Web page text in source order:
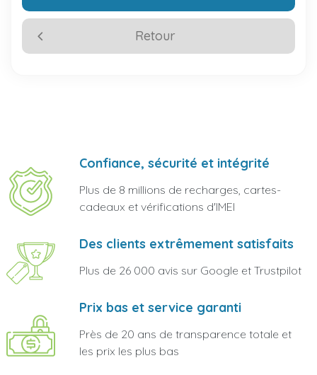
Retour
Confiance, sécurité et intégrité
Plus de 8 millions de recharges, cartes-
cadeaux et vérifications d'IMEI
Des clients extrêmement satisfaits
Plus de 26 000 avis sur Google et Trustpilot
Prix bas et service garanti
Près de 20 ans de transparence totale et
les prix les plus bas